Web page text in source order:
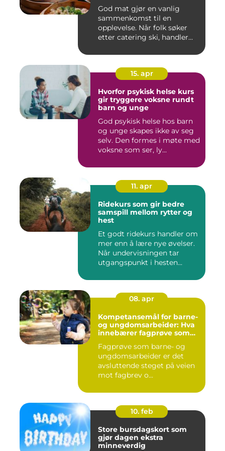
God mat gjør en vanlig
sammenkomst til en
opplevelse. Når folk søker
etter catering ski, handler
15. apr
Hvorfor psykisk helse kurs
gir tryggere voksne rundt
barn og unge
God psykisk helse hos barn
og unge skapes ikke av seg
selv. Den formes i møte med
voksne som ser, ly...
11. apr
Ridekurs som gir bedre
samspill mellom rytter og
hest
Et godt ridekurs handler om
mer enn å lære nye øvelser.
Når undervisningen tar
utgangspunkt i hesten...
08. apr
Kompetansemål for barne-
og ungdomsarbeider: Hva
innebærer fagprøve som
ungdomsarbeider?
Fagprøve som barne- og
ungdomsarbeider er det
avsluttende steget på veien
mot fagbrev o...
10. feb
Store bursdagskort som
gjør dagen ekstra
minneverdig